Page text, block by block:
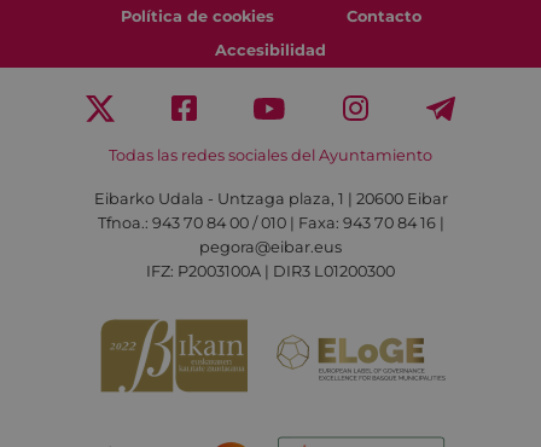
Política de cookies
Contacto
Accesibilidad
Todas las redes sociales del Ayuntamiento
Eibarko Udala - Untzaga plaza, 1 | 20600 Eibar
Tfnoa.: 943 70 84 00 / 010 | Faxa: 943 70 84 16 |
pegora@eibar.eus
IFZ: P2003100A | DIR3 L01200300